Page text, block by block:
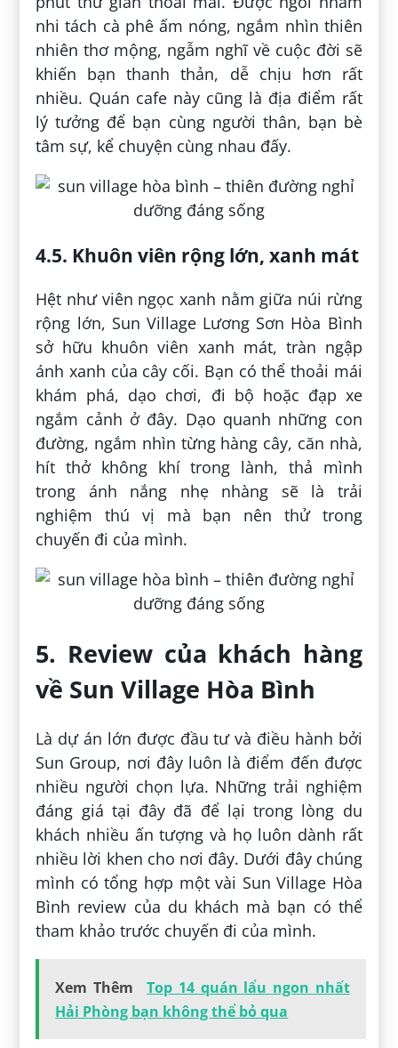
nhi tách cà phê ấm nóng, ngắm nhìn thiên
nhiên thơ mộng, ngẫm nghĩ về cuộc đời sẽ
khiến bạn thanh thản, dễ chịu hơn rất
nhiều. Quán cafe này cũng là địa điểm rất
lý tưởng để bạn cùng người thân, bạn bè
tâm sự, kể chuyện cùng nhau đấy.
4.5. Khuôn viên rộng lớn, xanh mát
Hệt như viên ngọc xanh nằm giữa núi rừng
rộng lớn, Sun Village Lương Sơn Hòa Bình
sở hữu khuôn viên xanh mát, tràn ngập
ánh xanh của cây cối. Bạn có thể thoải mái
khám phá, dạo chơi, đi bộ hoặc đạp xe
ngắm cảnh ở đây. Dạo quanh những con
đường, ngắm nhìn từng hàng cây, căn nhà,
hít thở không khí trong lành, thả mình
trong ánh nắng nhẹ nhàng sẽ là trải
nghiệm thú vị mà bạn nên thử trong
chuyến đi của mình.
5. Review của khách hàng
về Sun Village Hòa Bình
Là dự án lớn được đầu tư và điều hành bởi
Sun Group, nơi đây luôn là điểm đến được
nhiều người chọn lựa. Những trải nghiệm
đáng giá tại đây đã để lại trong lòng du
khách nhiều ấn tượng và họ luôn dành rất
nhiều lời khen cho nơi đây. Dưới đây chúng
mình có tổng hợp một vài Sun Village Hòa
Bình review của du khách mà bạn có thể
tham khảo trước chuyến đi của mình.
Xem Thêm
Top 14 quán lẩu ngon nhất
Hải Phòng bạn không thể bỏ qua